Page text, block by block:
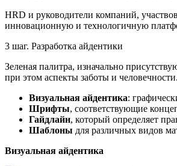
HRD и руководители компаний,
инновационную и технологичную
3 шаг. Разработка айдентики
Зеленая палитра, изначально
при этом аспекты заботы и
Визуальная айдентика:
Шрифты, соответствующие
Гайдлайн, который определяет
Шаблоны для различных видов
Визуальная айдентика